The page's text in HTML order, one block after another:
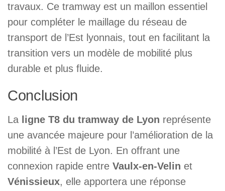
travaux. Ce tramway est un maillon essentiel
pour compléter le maillage du réseau de
transport de l’Est lyonnais, tout en facilitant la
transition vers un modèle de mobilité plus
durable et plus fluide.
Conclusion
La ligne T8 du tramway de Lyon représente
une avancée majeure pour l’amélioration de la
mobilité à l’Est de Lyon. En offrant une
connexion rapide entre Vaulx-en-Velin et
Vénissieux, elle apportera une réponse